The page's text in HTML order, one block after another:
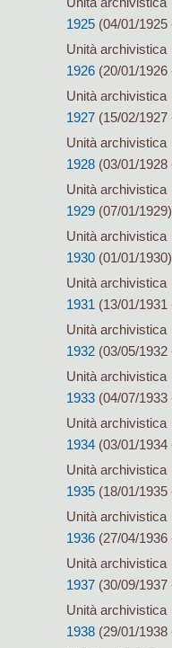
1925 (04/01/1925
Unità archivistica
1926 (20/01/1926
Unità archivistica
1927 (15/02/1927
Unità archivistica
1928 (03/01/1928
Unità archivistica
1929 (07/01/1929)
Unità archivistica
1930 (01/01/1930)
Unità archivistica
1931 (13/01/1931
Unità archivistica
1932 (03/05/1932
Unità archivistica
1933 (04/07/1933
Unità archivistica
1934 (03/01/1934
Unità archivistica
1935 (18/01/1935
Unità archivistica
1936 (27/04/1936
Unità archivistica
1937 (30/09/1937
Unità archivistica
1938 (29/01/1938